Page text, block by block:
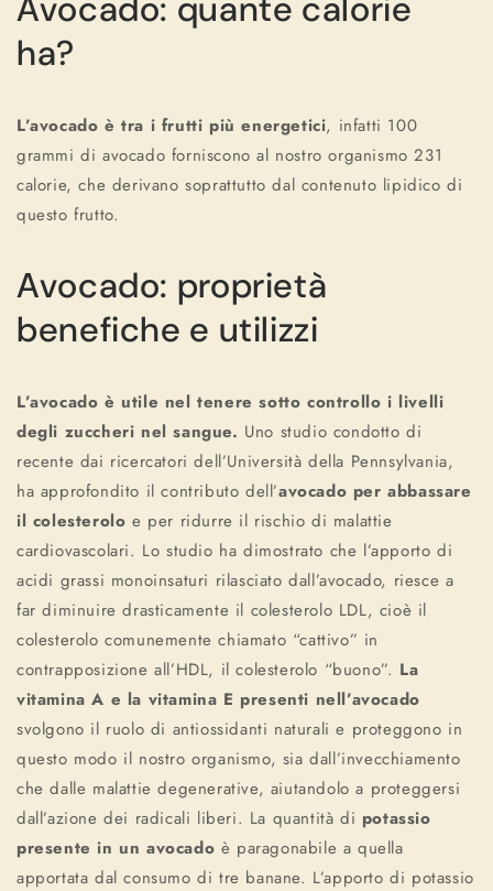
Avocado: quante calorie
ha?
L’avocado è tra i frutti più energetici, infatti 100
grammi di avocado forniscono al nostro organismo 231
calorie, che derivano soprattutto dal contenuto lipidico di
questo frutto.
Avocado: proprietà
benefiche e utilizzi
L’avocado è utile nel tenere sotto controllo i livelli
degli zuccheri nel sangue. Uno studio condotto di
recente dai ricercatori dell’Università della Pennsylvania,
ha approfondito il contributo dell’avocado per abbassare
il colesterolo e per ridurre il rischio di malattie
cardiovascolari. Lo studio ha dimostrato che l’apporto di
acidi grassi monoinsaturi rilasciato dall’avocado, riesce a
far diminuire drasticamente il colesterolo LDL, cioè il
colesterolo comunemente chiamato “cattivo” in
contrapposizione all’HDL, il colesterolo “buono”. La
vitamina A e la vitamina E presenti nell’avocado
svolgono il ruolo di antiossidanti naturali e proteggono in
questo modo il nostro organismo, sia dall’invecchiamento
che dalle malattie degenerative, aiutandolo a proteggersi
dall’azione dei radicali liberi. La quantità di potassio
presente in un avocado è paragonabile a quella
apportata dal consumo di tre banane. L’apporto di potassio